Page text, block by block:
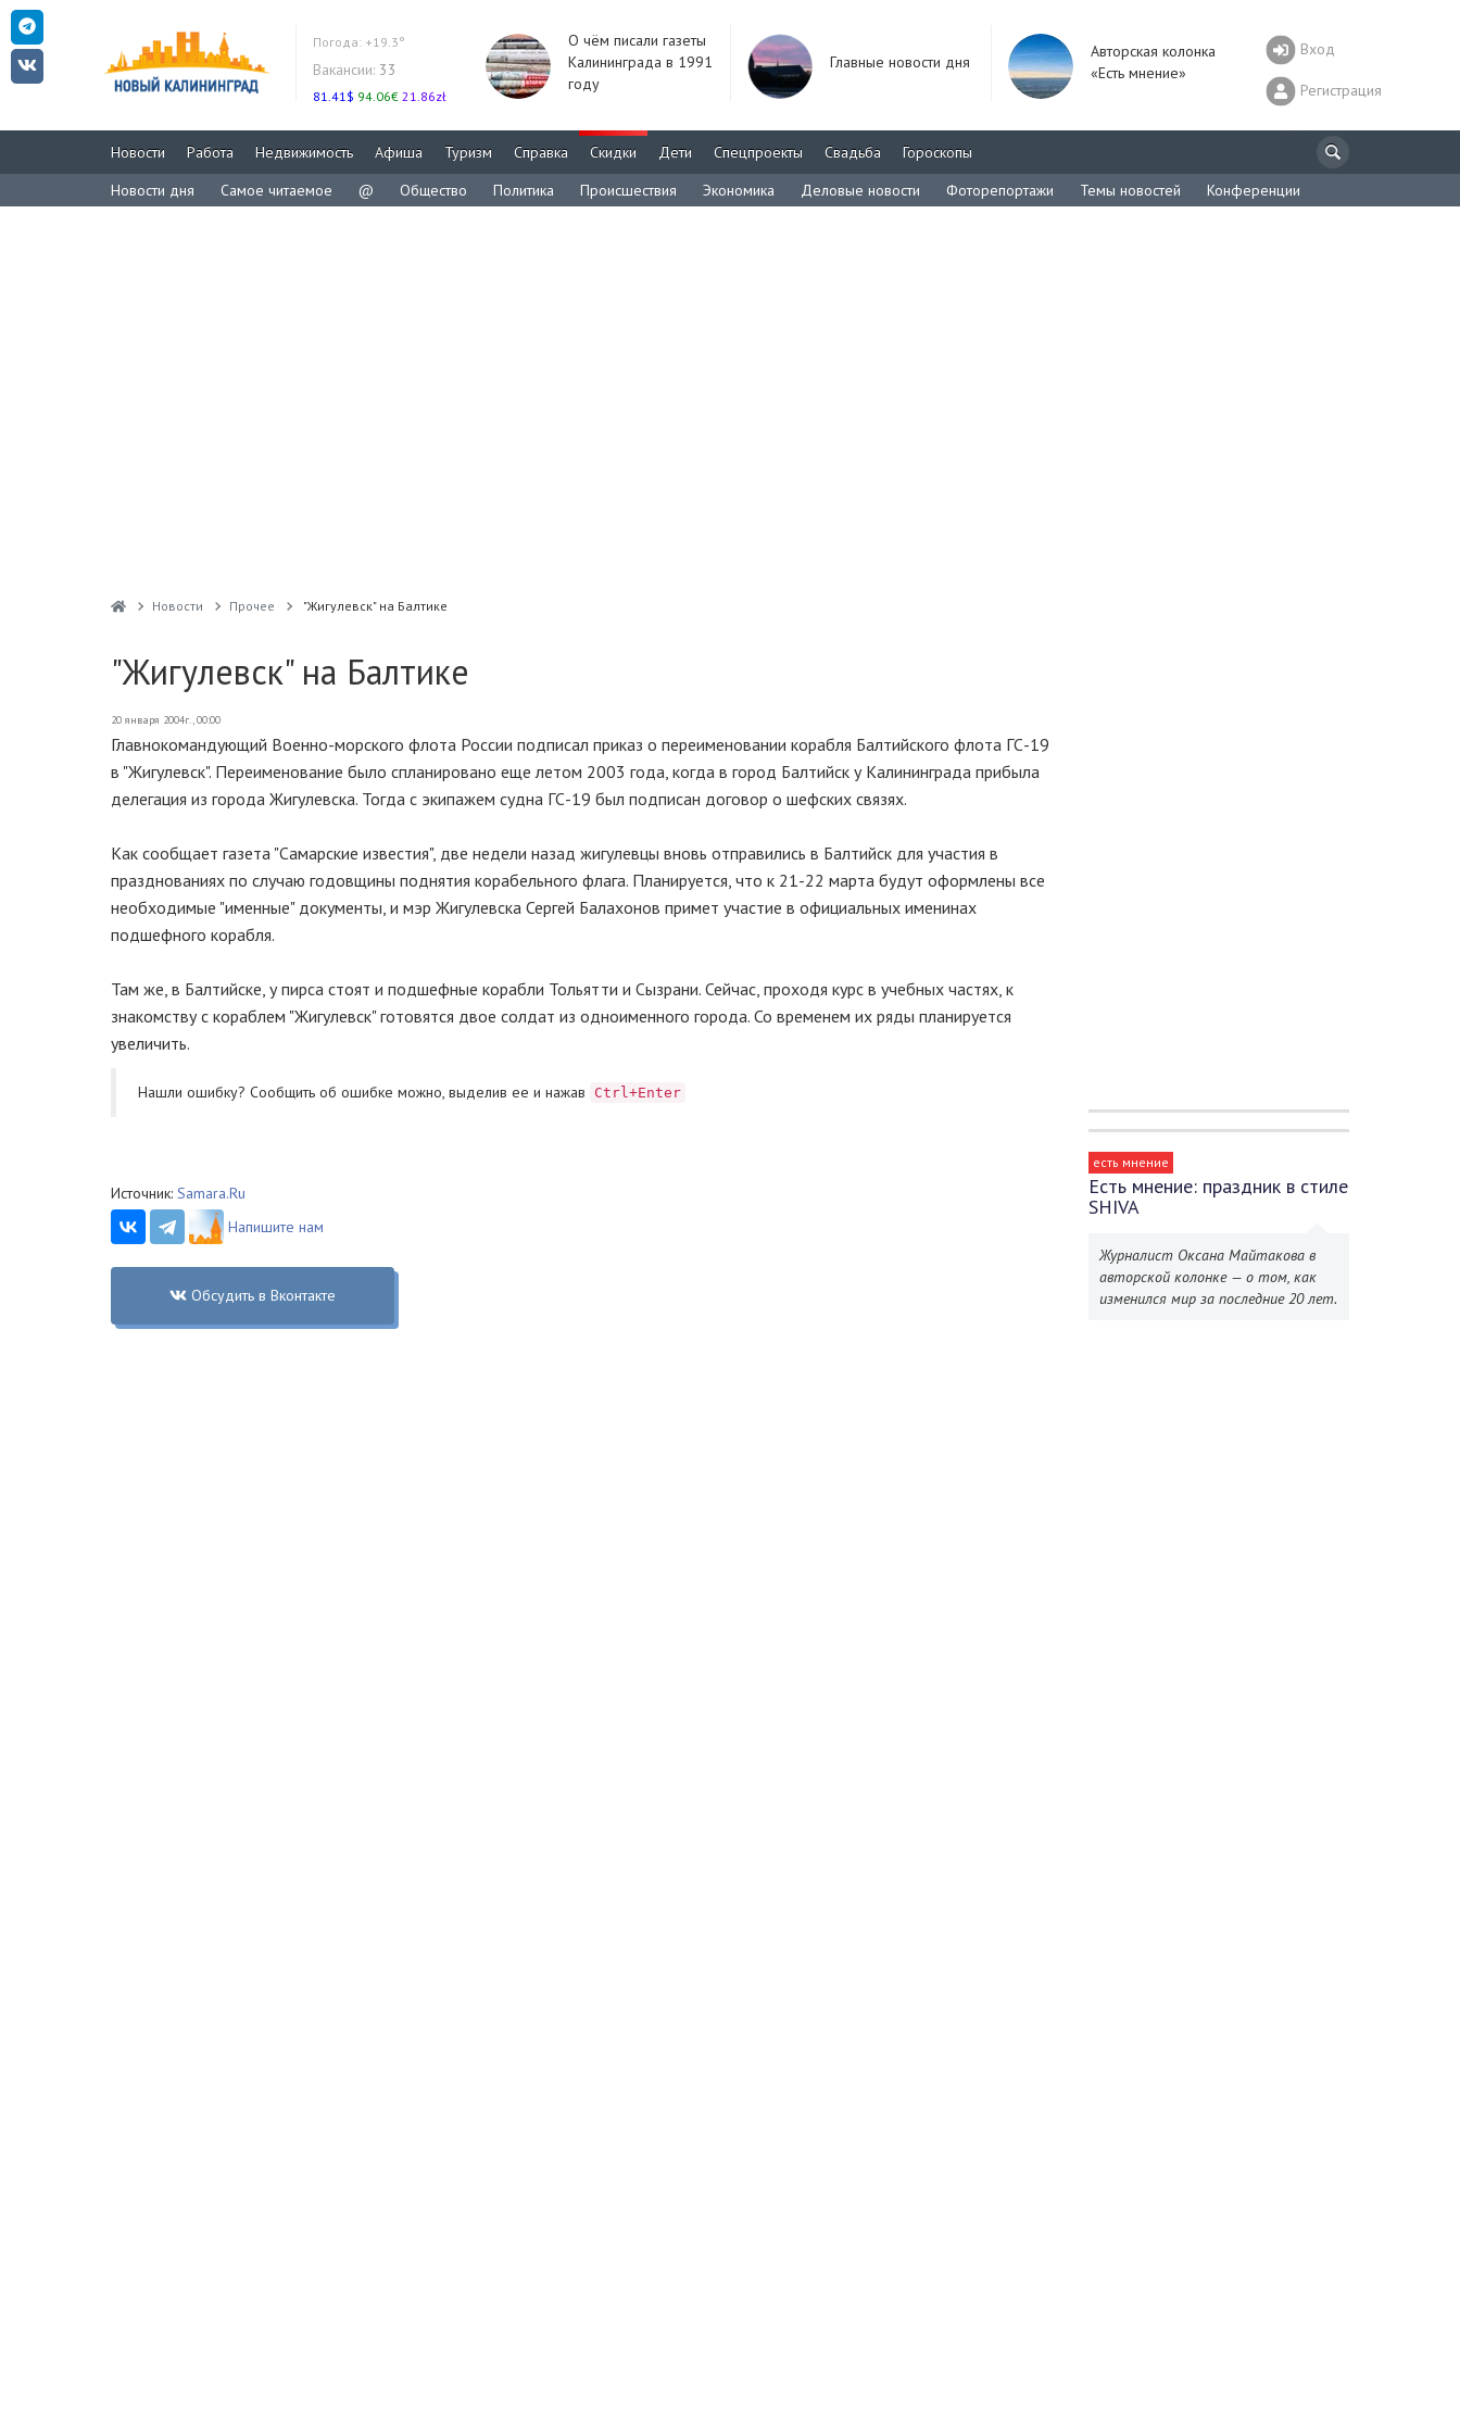
Погода: +19.3°
Вакансии: 33
81.41$ 94.06€ 21.86zł
О чём писали газеты
Калининграда в 1991
году
Главные новости дня
Авторская колонка
«Есть мнение»
Вход
Регистрация
Новости Работа Недвижимость Афиша Туризм Справка Скидки Дети Спецпроекты Свадьба
Гороскопы
Новости дня
Самое читаемое @ Общество Политика Происшествия Экономика Деловые новости Фоторепортажи Темы новостей Конференции
Новости Прочее "Жигулевск" на Балтике
"Жигулевск" на Балтике
20 января 2004г., 00:00
Главнокомандующий Военно-морского флота России подписал приказ о переименовании корабля Балтийского флота ГС-19
в "Жигулевск". Переименование было спланировано еще летом 2003 года, когда в город Балтийск у Калининграда прибыла
делегация из города Жигулевска. Тогда с экипажем судна ГС-19 был подписан договор о шефских связях.
Как сообщает газета "Самарские известия", две недели назад жигулевцы вновь отправились в Балтийск для участия в
празднованиях по случаю годовщины поднятия корабельного флага. Планируется, что к 21-22 марта будут оформлены все
необходимые "именные" документы, и мэр Жигулевска Сергей Балахонов примет участие в официальных именинах
подшефного корабля.
Там же, в Балтийске, у пирса стоят и подшефные корабли Тольятти и Сызрани. Сейчас, проходя курс в учебных частях, к
знакомству с кораблем "Жигулевск" готовятся двое солдат из одноименного города. Со временем их ряды планируется
увеличить.
Нашли ошибку? Cообщить об ошибке можно, выделив ее и нажав Ctrl+Enter
Источник: Samara.Ru
Напишите нам
Обсудить в Вконтакте
есть мнение
Есть мнение: праздник в стиле
SHIVA
Журналист Оксана Майтакова в
авторской колонке — о том, как
изменился мир за последние 20 лет.